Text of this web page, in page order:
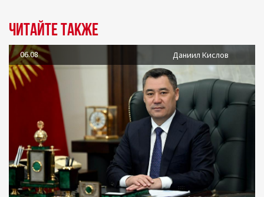
Читайте также
06.08 Даниил Кислов